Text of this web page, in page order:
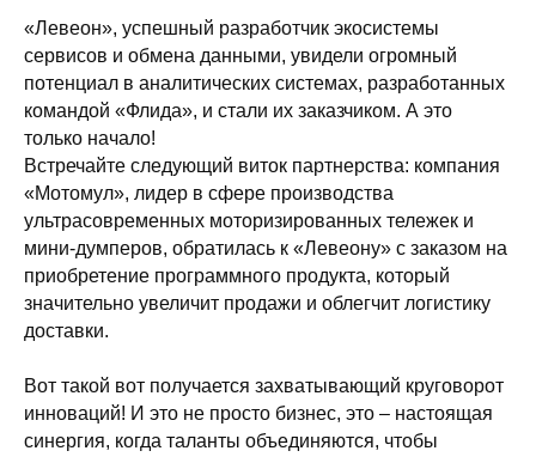
«Левеон», успешный разработчик экосистемы
сервисов и обмена данными, увидели огромный
потенциал в аналитических системах, разработанных
командой «Флида», и стали их заказчиком. А это
только начало!
Встречайте следующий виток партнерства: компания
«Мотомул», лидер в сфере производства
ультрасовременных моторизированных тележек и
мини-думперов, обратилась к «Левеону» с заказом на
приобретение программного продукта, который
значительно увеличит продажи и облегчит логистику
доставки.
Вот такой вот получается захватывающий круговорот
инноваций! И это не просто бизнес, это – настоящая
синергия, когда таланты объединяются, чтобы